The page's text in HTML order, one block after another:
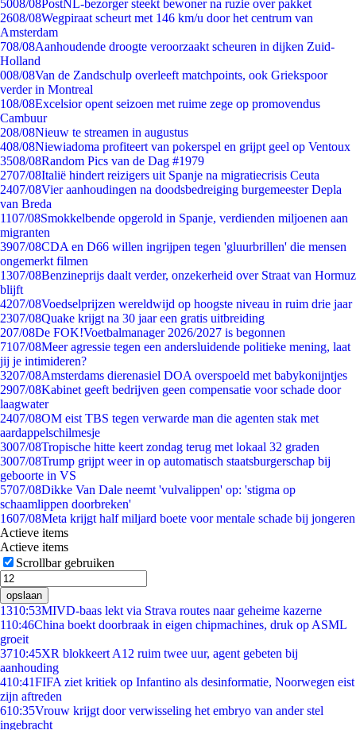
5008/08PostNL-bezorger steekt bewoner na ruzie over pakket
2608/08Wegpiraat scheurt met 146 km/u door het centrum van
Amsterdam
708/08Aanhoudende droogte veroorzaakt scheuren in dijken Zuid-
Holland
008/08Van de Zandschulp overleeft matchpoints, ook Griekspoor
verder in Montreal
108/08Excelsior opent seizoen met ruime zege op promovendus
Cambuur
208/08Nieuw te streamen in augustus
408/08Niewiadoma profiteert van pokerspel en grijpt geel op Ventoux
3508/08Random Pics van de Dag #1979
2707/08Italië hindert reizigers uit Spanje na migratiecrisis Ceuta
2407/08Vier aanhoudingen na doodsbedreiging burgemeester Depla
van Breda
1107/08Smokkelbende opgerold in Spanje, verdienden miljoenen aan
migranten
3907/08CDA en D66 willen ingrijpen tegen 'gluurbrillen' die mensen
ongemerkt filmen
1307/08Benzineprijs daalt verder, onzekerheid over Straat van Hormuz
blijft
4207/08Voedselprijzen wereldwijd op hoogste niveau in ruim drie jaar
2307/08Quake krijgt na 30 jaar een gratis uitbreiding
207/08De FOK!Voetbalmanager 2026/2027 is begonnen
7107/08Meer agressie tegen een andersluidende politieke mening, laat
jij je intimideren?
3207/08Amsterdams dierenasiel DOA overspoeld met babykonijntjes
2907/08Kabinet geeft bedrijven geen compensatie voor schade door
laagwater
2407/08OM eist TBS tegen verwarde man die agenten stak met
aardappelschilmesje
3007/08Tropische hitte keert zondag terug met lokaal 32 graden
3007/08Trump grijpt weer in op automatisch staatsburgerschap bij
geboorte in VS
5707/08Dikke Van Dale neemt 'vulvalippen' op: 'stigma op
schaamlippen doorbreken'
1607/08Meta krijgt half miljard boete voor mentale schade bij jongeren
Actieve items
Actieve items
Scrollbar gebruiken
opslaan
1310:53MIVD-baas lekt via Strava routes naar geheime kazerne
110:46China boekt doorbraak in eigen chipmachines, druk op ASML
groeit
3710:45XR blokkeert A12 ruim twee uur, agent gebeten bij
aanhouding
410:41FIFA ziet kritiek op Infantino als desinformatie, Noorwegen eist
zijn aftreden
610:35Vrouw krijgt door verwisseling het embryo van ander stel
ingebracht